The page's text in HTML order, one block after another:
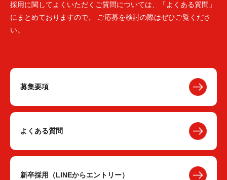
採用に関してよくいただくご質問については、「よくある質問」
にまとめておりますので、 ご応募を検討の際はぜひご覧くださ
い。
募集要項
よくある質問
新卒採用（LINEからエントリー）